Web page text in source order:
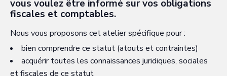
vous voulez être informé sur vos obligations
fiscales et comptables.
Nous vous proposons cet atelier spécifique pour :
bien comprendre ce statut (atouts et contraintes)
acquérir toutes les connaissances juridiques, sociales
et fiscales de ce statut